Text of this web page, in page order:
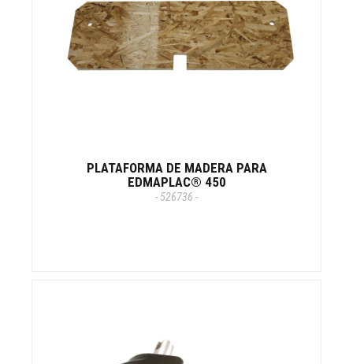
PLATAFORMA DE MADERA PARA
EDMAPLAC® 450
- 526736 -